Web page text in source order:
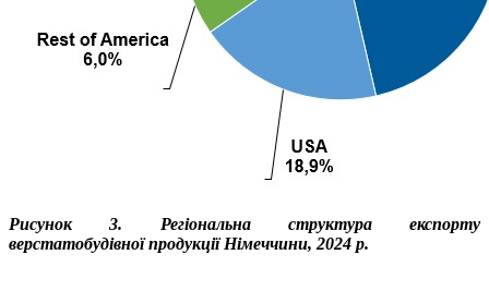
Рисунок 3. Регіональна структура експорту
верстатобудівної продукції Німеччини, 2024 р.